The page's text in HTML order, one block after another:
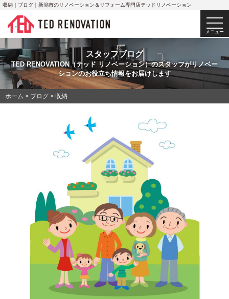
収納｜ブログ｜新潟市のリノベーション＆リフォーム専門店テッドリノベーション
メニュー
スタッフブログ
TED RENOVATION（テッド リノベーション）のスタッフがリノベー
ションのお役立ち情報をお届けします
ホーム > ブログ > 収納